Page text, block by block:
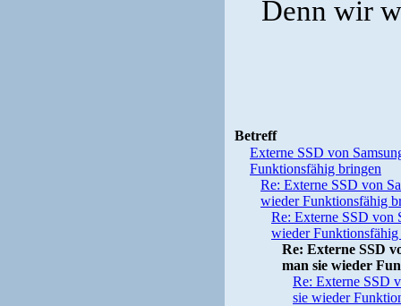
Denn wir
Betreff
Externe SSD von
Funktionsfähig bringen
Re: Externe SSD von
wieder Funktionsfähig
Re: Externe SSD von
wieder
Re: Externe SSD
man sie wieder
Re: Externe SSD
sie wieder